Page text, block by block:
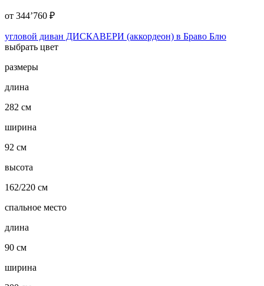
от 344’760 ₽
угловой диван ДИСКАВЕРИ (аккордеон) в Браво Блю
выбрать цвет
размеры
длина
282 см
ширина
92 см
высота
162/220 см
спальное место
длина
90 см
ширина